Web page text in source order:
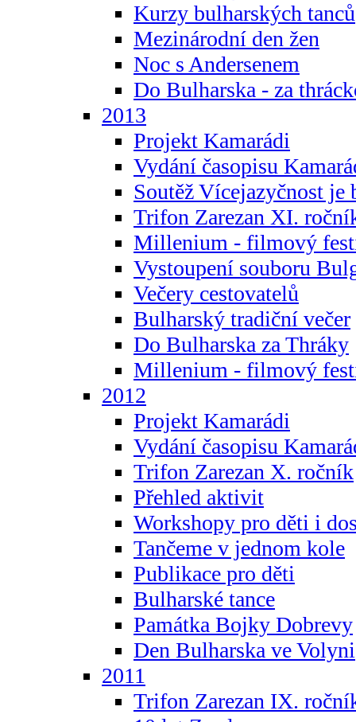
Kurzy bulharských tanců
Mezinárodní den žen
Noc s Andersenem
Do Bulharska - za
2013
Projekt Kamarádi
Vydání časopisu
Soutěž Vícejazyčnost je
Trifon Zarezan XI.
Millenium - filmový
Vystoupení souboru
Večery cestovatelů
Bulharský tradiční večer
Do Bulharska za Thráky
Millenium - filmový
2012
Projekt Kamarádi
Vydání časopisu
Trifon Zarezan X. ročník
Přehled aktivit
Workshopy pro děti i
Tančeme v jednom kole
Publikace pro děti
Bulharské tance
Památka Bojky Dobrevy
Den Bulharska ve Volyni
2011
Trifon Zarezan IX.